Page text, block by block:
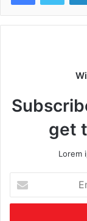
get
Lorem
your
Email